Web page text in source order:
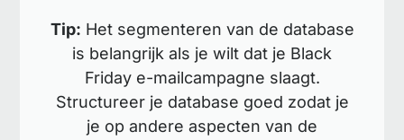
Tip: Het segmenteren van de database
is belangrijk als je wilt dat je Black
Friday e-mailcampagne slaagt.
Structureer je database goed zodat je
je op andere aspecten van de